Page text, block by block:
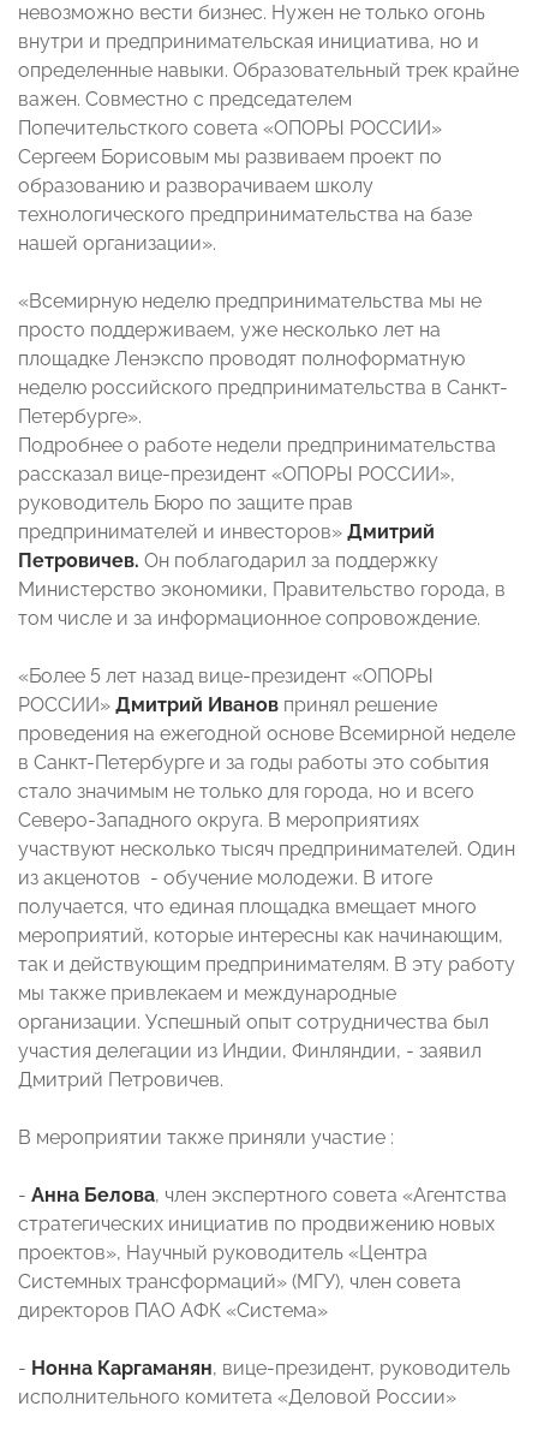
невозможно вести бизнес. Нужен не только огонь
внутри и предпринимательская инициатива, но и
определенные навыки. Образовательный трек крайне
важен. Совместно с председателем
Попечительсткого совета «ОПОРЫ РОССИИ»
Сергеем Борисовым мы развиваем проект по
образованию и разворачиваем школу
технологического предпринимательства на базе
нашей организации».
«Всемирную неделю предпринимательства мы не
просто поддерживаем, уже несколько лет на
площадке Ленэкспо проводят полноформатную
неделю российского предпринимательства в Санкт-
Петербурге».
Подробнее о работе недели предпринимательства
рассказал вице-президент «ОПОРЫ РОССИИ»,
руководитель Бюро по защите прав
предпринимателей и инвесторов» Дмитрий
Петровичев. Он поблагодарил за поддержку
Министерство экономики, Правительство города, в
том числе и за информационное сопровождение.
«Более 5 лет назад вице-президент «ОПОРЫ
РОССИИ» Дмитрий Иванов принял решение
проведения на ежегодной основе Всемирной неделе
в Санкт-Петербурге и за годы работы это события
стало значимым не только для города, но и всего
Северо-Западного округа. В мероприятиях
участвуют несколько тысяч предпринимателей. Один
из акценотов - обучение молодежи. В итоге
получается, что единая площадка вмещает много
мероприятий, которые интересны как начинающим,
так и действующим предпринимателям. В эту работу
мы также привлекаем и международные
организации. Успешный опыт сотрудничества был
участия делегации из Индии, Финляндии, - заявил
Дмитрий Петровичев.
В мероприятии также приняли участие :
- Анна Белова, член экспертного совета «Агентства
стратегических инициатив по продвижению новых
проектов», Научный руководитель «Центра
Системных трансформаций» (МГУ), член совета
директоров ПАО АФК «Система»
- Нонна Каргаманян, вице-президент, руководитель
исполнительного комитета «Деловой России»